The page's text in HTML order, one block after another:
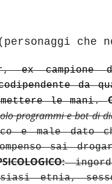
(personaggi che
ex campione
da
le mani.
programmi e bot di
e male dato
sai
etnia,